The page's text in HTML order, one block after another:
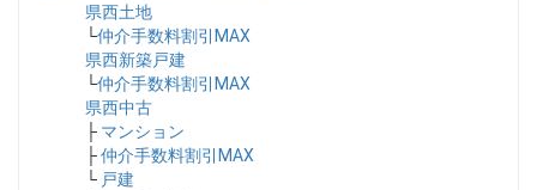
県西土地
└仲介手数料割引MAX
県西新築戸建
└仲介手数料割引MAX
県西中古
├ マンション
├仲介手数料割引MAX
└ 戸建